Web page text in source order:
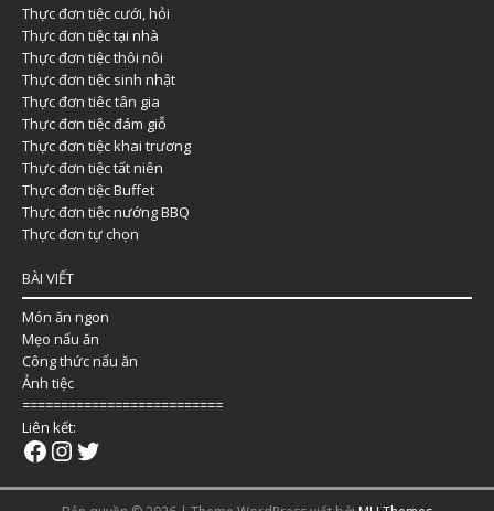
Thực đơn tiệc cưới, hỏi
Thực đơn tiệc tại nhà
Thực đơn tiệc thôi nôi
Thực đơn tiệc sinh nhật
Thực đơn tiêc tân gia
Thực đơn tiệc đám giỗ
Thực đơn tiệc khai trương
Thực đơn tiệc tất niên
Thực đơn tiệc Buffet
Thực đơn tiệc nướng BBQ
Thực đơn tự chọn
BÀI VIẾT
Món ăn ngon
Mẹo nấu ăn
Công thức nấu ăn
Ảnh tiệc
==========================
Liên kết: